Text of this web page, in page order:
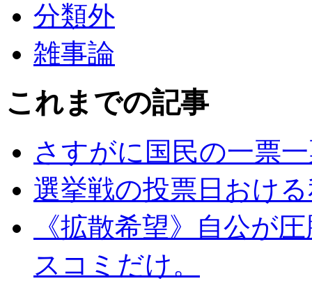
分類外
雑事論
これまでの記事
さすがに国民の一票
選挙戦の投票日おけ
《拡散希望》自公が
スコミだけ。